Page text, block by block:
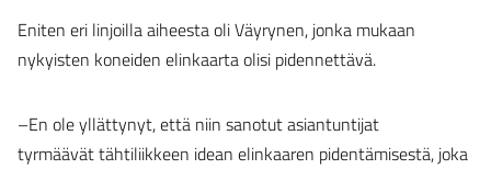
Eniten eri linjoilla aiheesta oli Väyrynen, jonka mukaan
nykyisten koneiden elinkaarta olisi pidennettävä.
–En ole yllättynyt, että niin sanotut asiantuntijat
tyrmäävät tähtiliikkeen idean elinkaaren pidentämisestä, joka